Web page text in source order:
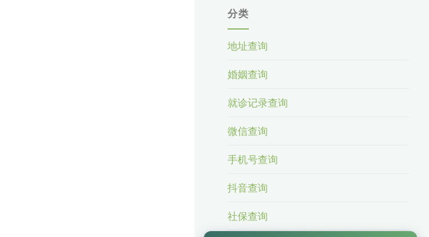
分类
地址查询
婚姻查询
就诊记录查询
微信查询
手机号查询
抖音查询
社保查询